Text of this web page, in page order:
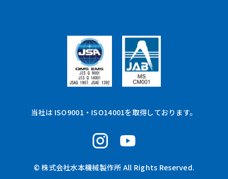
当社は ISO9001・ISO14001を取得しております。
© 株式会社水本機械製作所 All Rights Reserved.